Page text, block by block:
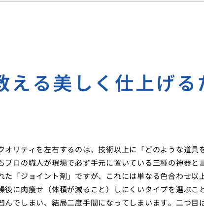
える美しく仕上げる
リティを左右するのは、技術以上に「どのような道具
ロの職人が現場で必ず手元に置いている三種の神器と
「ジョイント剤」ですが、これには単なる色合わせ以
に肉痩せ（体積が減ること）しにくいタイプを選ぶこ
でしまい、結局二度手間になってしまいます。二つ目